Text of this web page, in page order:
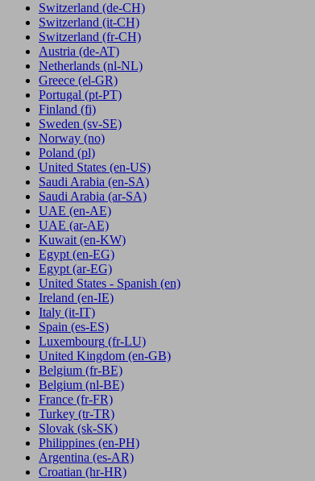
Switzerland (de-CH)
Switzerland (it-CH)
Switzerland (fr-CH)
Austria (de-AT)
Netherlands (nl-NL)
Greece (el-GR)
Portugal (pt-PT)
Finland (fi)
Sweden (sv-SE)
Norway (no)
Poland (pl)
United States (en-US)
Saudi Arabia (en-SA)
Saudi Arabia (ar-SA)
UAE (en-AE)
UAE (ar-AE)
Kuwait (en-KW)
Egypt (en-EG)
Egypt(ar-EG)
United States - Spanish (en)
Ireland (en-IE)
Italy (it-IT)
Spain (es-ES)
Luxembourg (fr-LU)
United Kingdom (en-GB)
Belgium (fr-BE)
Belgium (nl-BE)
France (fr-FR)
Turkey (tr-TR)
Slovak (sk-SK)
Philippines (en-PH)
Argentina (es-AR)
Croatian (hr-HR)